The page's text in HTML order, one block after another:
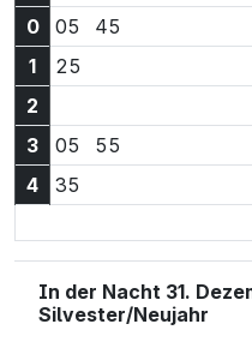
0
05 0:05 Uhr
45
1
25
2
3
05 3:05 Uhr
55
4
35
In der Nacht 31.
Silvester/Neujahr